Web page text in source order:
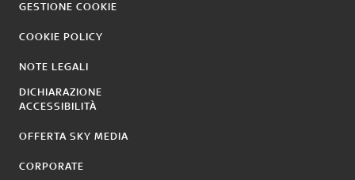
GESTIONE COOKIE
COOKIE POLICY
NOTE LEGALI
DICHIARAZIONE
ACCESSIBILITÀ
OFFERTA SKY MEDIA
CORPORATE